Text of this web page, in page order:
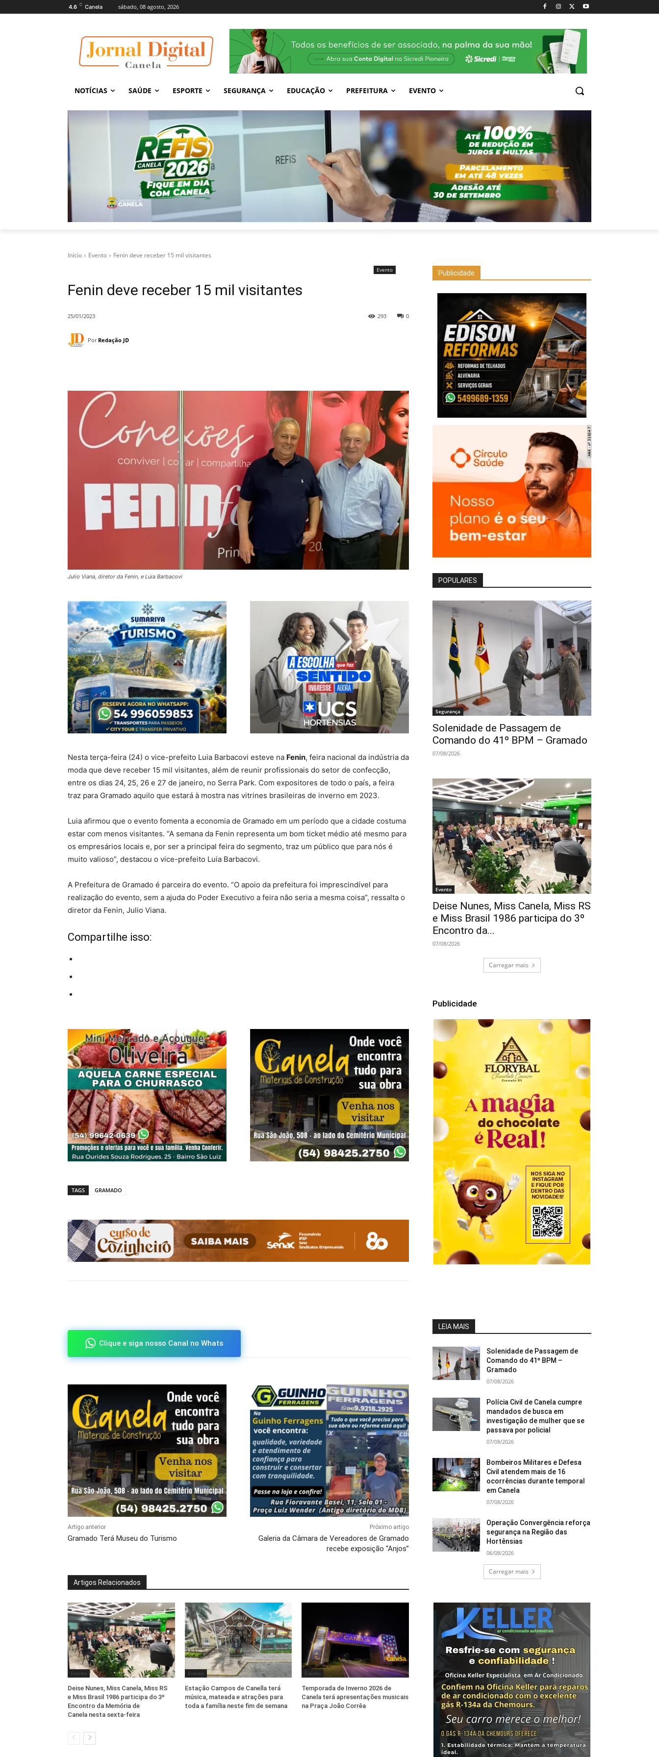
4.6 C Canela sábado, 08 agosto, 2026
NOTÍCIAS SAÚDE ESPORTE SEGURANÇA EDUCAÇÃO PREFEITURA EVENTO
Início Evento Fenin deve receber 15 mil visitantes
Evento
Fenin deve receber 15 mil visitantes
25/01/2023 0
293
Por Redação JD
Julio Viana, diretor da Fenin, e Luia Barbacovi
Nesta terça-feira (24) o vice-prefeito Luia Barbacovi esteve na Fenin, feira nacional da indústria da
moda que deve receber 15 mil visitantes, além de reunir profissionais do setor de confecção,
entre os dias 24, 25, 26 e 27 de janeiro, no Serra Park. Com expositores de todo o país, a feira
traz para Gramado aquilo que estará à mostra nas vitrines brasileiras de inverno em 2023.
Luia afirmou que o evento fomenta a economia de Gramado em um período que a cidade costuma
estar com menos visitantes. “A semana da Fenin representa um bom ticket médio até mesmo para
os empresários locais e, por ser a principal feira do segmento, traz um público que para nós é
muito valioso”, destacou o vice-prefeito Luia Barbacovi.
A Prefeitura de Gramado é parceira do evento. “O apoio da prefeitura foi imprescindível para
realização do evento, sem a ajuda do Poder Executivo a feira não seria a mesma coisa”, ressalta o
diretor da Fenin, Julio Viana.
Compartilhe isso:
TAGS GRAMADO
Clique e siga nosso Canal no Whats
Artigo anterior
Gramado Terá Museu do Turismo
Próximo artigo
Galeria da Câmara de Vereadores de Gramado
recebe exposição “Anjos”
Artigos Relacionados
Evento
Deise Nunes, Miss Canela, Miss RS
e Miss Brasil 1986 participa do 3º
Encontro da Memória de
Canela nesta sexta-feira
Evento
Estação Campos de Canella terá
música, mateada e atrações para
toda a família neste fim de semana
Evento
Temporada de Inverno 2026 de
Canela terá apresentações musicais
na Praça João Corrêa
Publicidade
POPULARES
Segurança
Solenidade de Passagem de
Comando do 41º BPM – Gramado
07/08/2026
Evento
Deise Nunes, Miss Canela, Miss RS
e Miss Brasil 1986 participa do 3º
Encontro da...
07/08/2026
Carregar mais
Publicidade
LEIA MAIS
Solenidade de Passagem de
Comando do 41º BPM –
Gramado
07/08/2026
Polícia Civil de Canela cumpre
mandados de busca em
investigação de mulher que se
passava por policial
07/08/2026
Bombeiros Militares e Defesa
Civil atendem mais de 16
ocorrências durante temporal
em Canela
07/08/2026
Operação Convergência reforça
segurança na Região das
Hortênsias
06/08/2026
Carregar mais